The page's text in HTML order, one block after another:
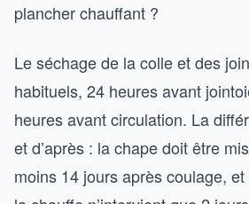
plancher chauffant ?
Le séchage de la colle et des
habituels, 24 heures avant
heures avant circulation. La
et d’après : la chape doit être
moins 14 jours après coulage,